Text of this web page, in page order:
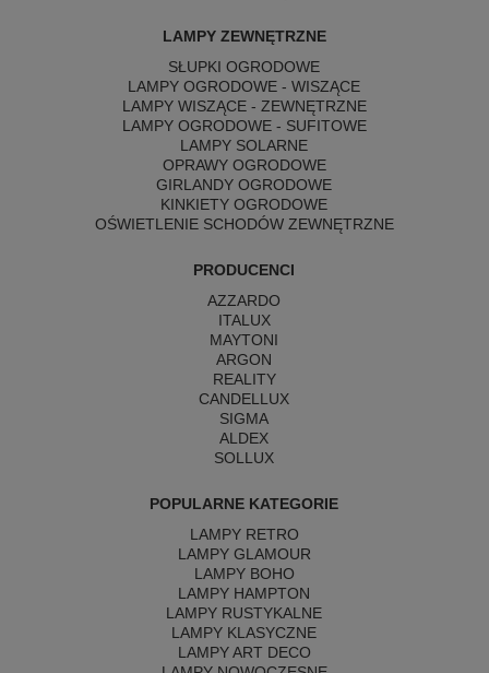
LAMPY ZEWNĘTRZNE
SŁUPKI OGRODOWE
LAMPY OGRODOWE - WISZĄCE
LAMPY WISZĄCE - ZEWNĘTRZNE
LAMPY OGRODOWE - SUFITOWE
LAMPY SOLARNE
OPRAWY OGRODOWE
GIRLANDY OGRODOWE
KINKIETY OGRODOWE
OŚWIETLENIE SCHODÓW ZEWNĘTRZNE
PRODUCENCI
AZZARDO
ITALUX
MAYTONI
ARGON
REALITY
CANDELLUX
SIGMA
ALDEX
SOLLUX
POPULARNE KATEGORIE
LAMPY RETRO
LAMPY GLAMOUR
LAMPY BOHO
LAMPY HAMPTON
LAMPY RUSTYKALNE
LAMPY KLASYCZNE
LAMPY ART DECO